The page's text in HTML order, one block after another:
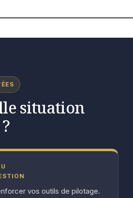
situation
vos outils de pilotage.